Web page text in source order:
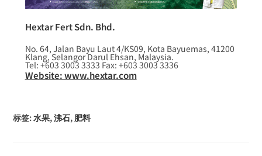
Hextar Fert Sdn. Bhd.
No. 64, Jalan Bayu Laut 4/KS09, Kota Bayuemas, 41200
Klang, Selangor Darul Ehsan, Malaysia.
Tel: +603 3003 3333 Fax: +603 3003 3336
Website: www.hextar.com
标签:水果,沸石, 肥料